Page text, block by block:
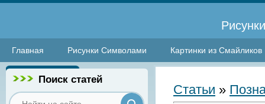
Главная Рисунки Символами Картинки из Смайликов
Поиск статей
Статьи »